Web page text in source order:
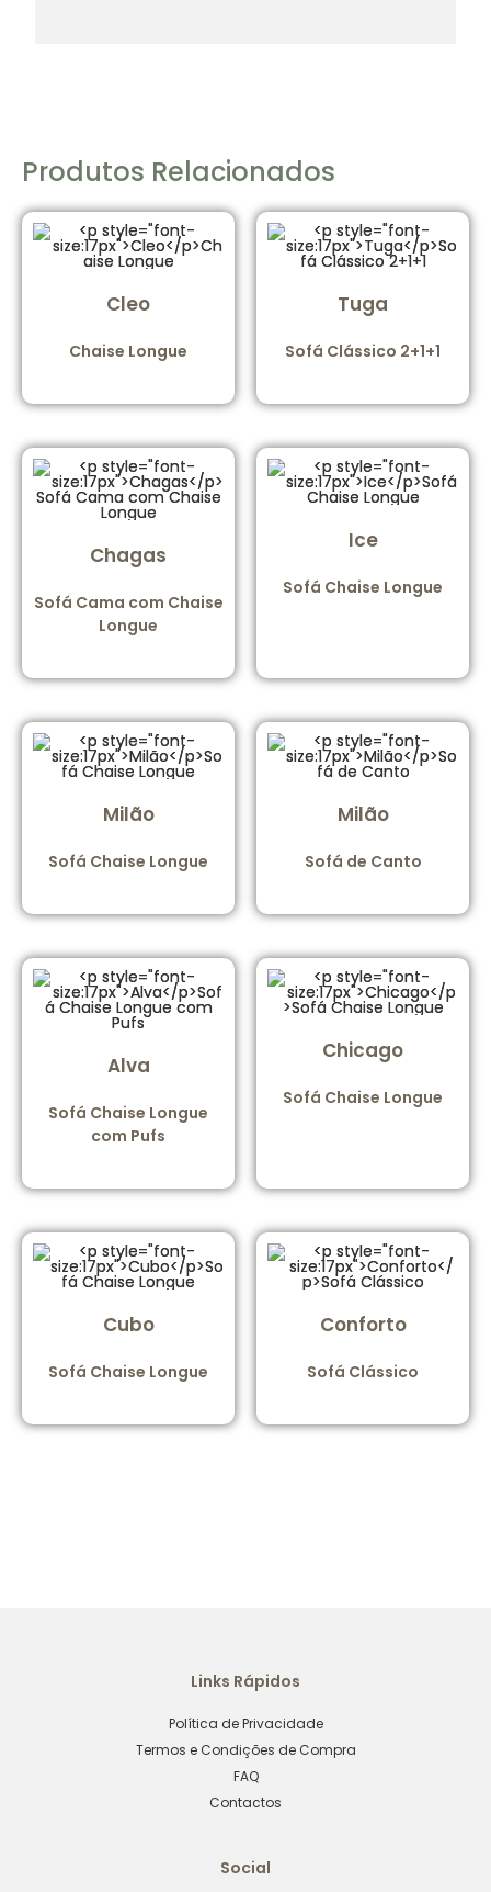
Produtos Relacionados
Cleo
Chaise Longue
Tuga
Sofá Clássico 2+1+1
Chagas
Sofá Cama com Chaise
Longue
Ice
Sofá Chaise Longue
Milão
Sofá Chaise Longue
Milão
Sofá de Canto
Alva
Sofá Chaise Longue
com Pufs
Chicago
Sofá Chaise Longue
Cubo
Sofá Chaise Longue
Conforto
Sofá Clássico
Links Rápidos
Política de Privacidade
Termos e Condições de Compra
FAQ
Contactos
Social